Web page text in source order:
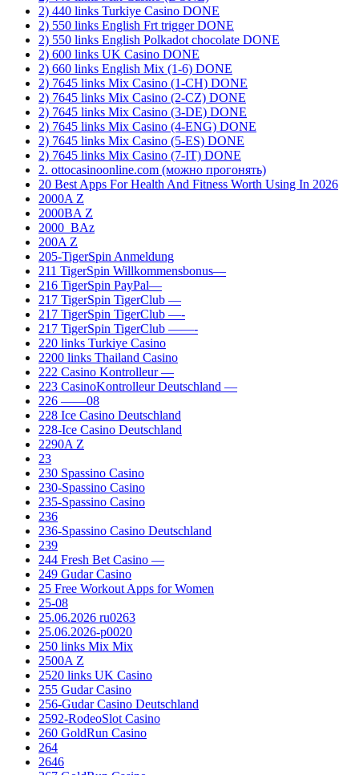
2) 440 links Turkiye Casino DONE
2) 550 links English Frt trigger DONE
2) 550 links English Polkadot chocolate DONE
2) 600 links UK Casino DONE
2) 660 links English Mix (1-6) DONE
2) 7645 links Mix Casino (1-CH) DONE
2) 7645 links Mix Casino (2-CZ) DONE
2) 7645 links Mix Casino (3-DE) DONE
2) 7645 links Mix Casino (4-ENG) DONE
2) 7645 links Mix Casino (5-ES) DONE
2) 7645 links Mix Casino (7-IT) DONE
2. ottocasinoonline.com (можно прогонять)
20 Best Apps For Health And Fitness Worth Using In 2026
2000A Z
2000BA Z
2000_BAz
200A Z
205-TigerSpin Anmeldung
211 TigerSpin Willkommensbonus—
216 TigerSpin PayPal—
217 TigerSpin TigerClub —
217 TigerSpin TigerClub —-
217 TigerSpin TigerClub ——-
220 links Turkiye Casino
2200 links Thailand Casino
222 Casino Kontrolleur —
223 CasinoKontrolleur Deutschland —
226 ——08
228 Ice Casino Deutschland
228-Ice Casino Deutschland
2290A Z
23
230 Spassino Casino
230-Spassino Casino
235-Spassino Casino
236
236-Spassino Casino Deutschland
239
244 Fresh Bet Casino —
249 Gudar Casino
25 Free Workout Apps for Women
25-08
25.06.2026 ru0263
25.06.2026-p0020
250 links Mix Mix
2500A Z
2520 links UK Casino
255 Gudar Casino
256-Gudar Casino Deutschland
2592-RodeoSlot Casino
260 GoldRun Casino
264
2646